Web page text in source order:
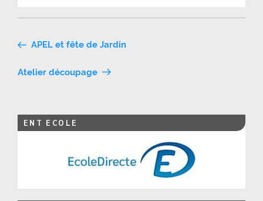
Navigation
de
APEL et fête de Jardin
Atelier découpage
ENT ECOLE